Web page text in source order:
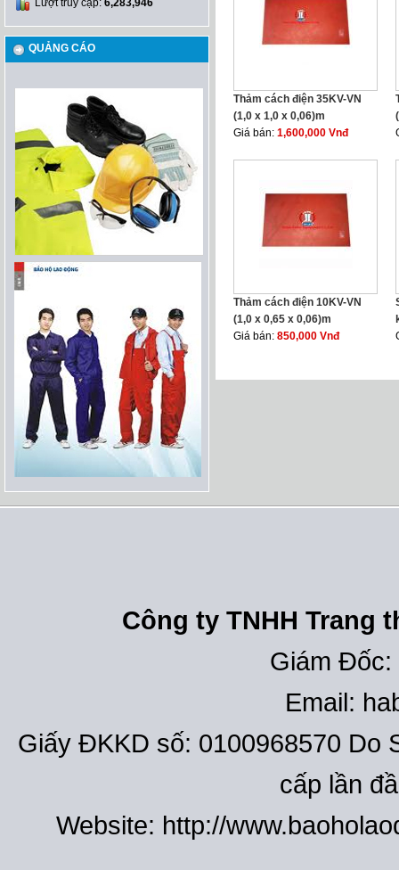
Lượt truy cập: 6,283,946
QUẢNG CÁO
Thảm cách điện 35KV-VN
(1,0 x 1,0 x 0,06)m
Giá bán: 1,600,000 Vnđ
Thảm cách điện 10KV-VN
(1,0 x 0,65 x 0,06)m
Giá bán: 850,000 Vnđ
Công ty TNHH Trang
Giám Đốc:
Email:
Giấy ĐKKD số: 0100968570 Do
cấp lần
Website: http://